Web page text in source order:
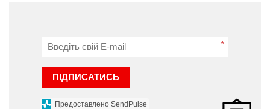
*
ПІДПИСАТИСЬ
Предоставлено SendPulse